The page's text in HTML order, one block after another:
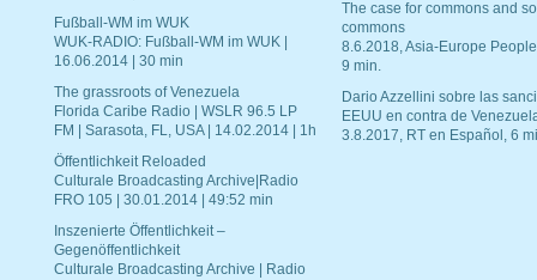
Fußball-WM im WUK
WUK-RADIO: Fußball-WM im WUK |
16.06.2014 | 30 min
The grassroots of Venezuela
Florida Caribe Radio | WSLR 96.5 LP
FM | Sarasota, FL, USA | 14.02.2014 | 1h
Öffentlichkeit Reloaded
Culturale Broadcasting Archive|Radio
FRO 105 | 30.01.2014 | 49:52 min
Inszenierte Öffentlichkeit –
Gegenöffentlichkeit
Culturale Broadcasting Archive | Radio
The case for commons and
commons
8.6.2018, Asia-Europe
9 min.
Dario Azzellini sobre las
EEUU en contra de
3.8.2017, RT en Español, 6